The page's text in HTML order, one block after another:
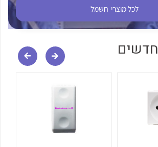
לכל מוצרי חשמל
חדשים